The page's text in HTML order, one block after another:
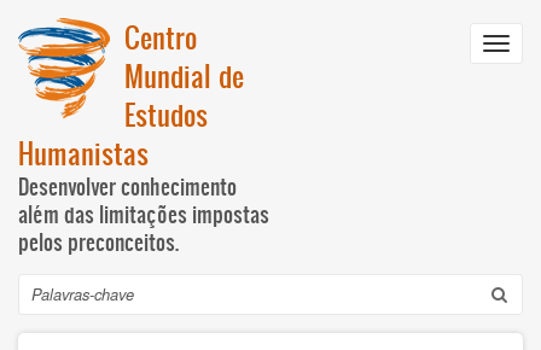
para
conteúdo
principal
Centro
Mundial de
Estudos
Humanistas
Desenvolver conhecimento
além das limitações impostas
pelos preconceitos.
Pesquisar